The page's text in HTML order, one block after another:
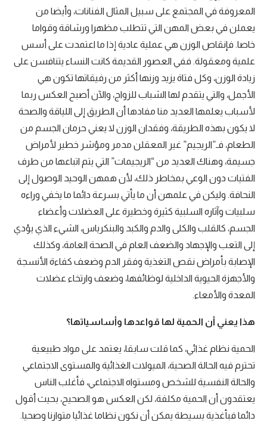
المعروفة في المجتمع على سبيل المثال الفنانات، وأيضا من
يعملن في بعض المهن التي تتطلب مظهرا ورشاقة وقواما
خاصا. فإنقاص الوزن هي عملية عادية إذا ما اعتمدت على أسس
علمية ومعقولة. ففي العصور القديمة كانت النساء يتنافسن على
زيادة الوزن، وكل فتاة يزيد وزنها أكثر من رفيقاتها تكون هي
الأجمل، والتي يتقدم لها الشباب للزواج، والآن أصبح العكس ربما
لأسباب يعلمها العديد منا مفادها أن الطريق إلى اللياقة والصحة
لا يكون بهذه الطريقة، وفقدان الوزن لا يعني حرمان الجسم من
الطعام، فـ”الريجيم” غير المعقلن مدمر ومؤشر خطير لأمراض
جسيمة، وهناك العديد من “الريجيمات” التي يتم اتباعها من طرف
الفتيات دون الوعي بمخاطر ذلك، لأن همهن الوحيد الوصول إلى
النحافة. وليكن في علمهن أن ما يأتي بسرعة دائما ما يخفي وراءه
سلبيات وآثاره السلبية كثيرة وخطيرة على العضلات وأعضاء
الجسم، كالقلب والكلى والدم والكبد والبنكرياس، الشيء الذي يؤدي
إلى التعب والإجهاد والضعف العام في الصحة العامة، وكذلك
الإصابة بأمراض نقص التغذية وفقر الدم وضعف كفاءة الأنسجة
والأجهزة الحيوية الداخلية لوظائفها، وضعف وارتخاء عضلات
المعدة والأمعاء.
هذا يعني أن الحمية لها قواعدها وأساسياتها؟
الحمية نظام غذائي، كما قلت سابقا، يعتمد على مواد طبيعية
تحترم فيه الحالة الصحية، الميولات الغذائية والمستوى الاجتماعي
والحالة النفسية للشخص ومستواه الاجتماعي، فأغلب الناس
يعتقدون أن الحمية مكلفة، لكن العكس هو الصحيح، بحيث أقول
دائما فبأغذية بسيطة يمكن أن نكون نظاما غذائيا متوازنا وصحيا.